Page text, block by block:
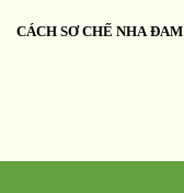
CÁCH SƠ CHẾ NHA ĐAM